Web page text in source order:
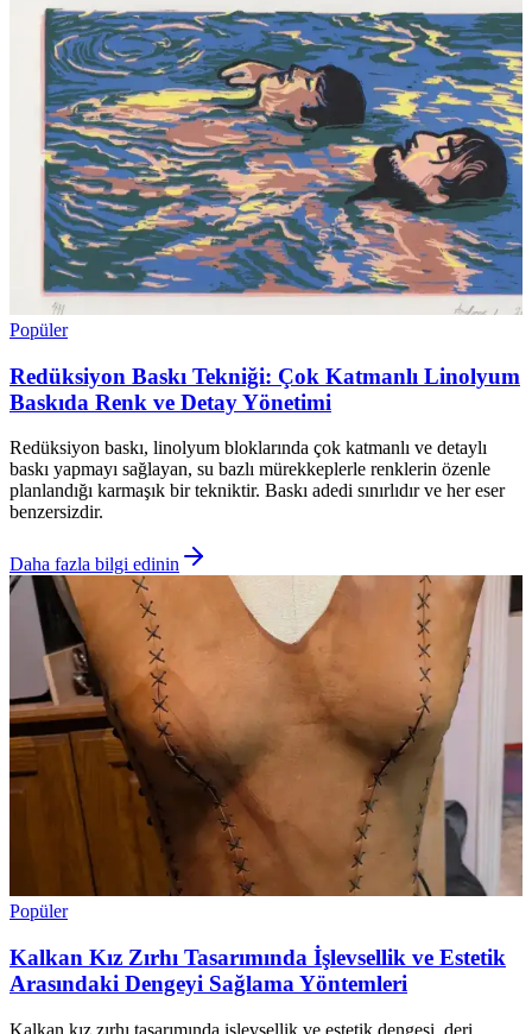
Popüler
Redüksiyon Baskı Tekniği: Çok Katmanlı Linolyum
Baskıda Renk ve Detay Yönetimi
Redüksiyon baskı, linolyum bloklarında çok katmanlı ve detaylı
baskı yapmayı sağlayan, su bazlı mürekkeplerle renklerin özenle
planlandığı karmaşık bir tekniktir. Baskı adedi sınırlıdır ve her eser
benzersizdir.
Daha fazla bilgi edinin
Popüler
Kalkan Kız Zırhı Tasarımında İşlevsellik ve Estetik
Arasındaki Dengeyi Sağlama Yöntemleri
Kalkan kız zırhı tasarımında işlevsellik ve estetik dengesi, deri